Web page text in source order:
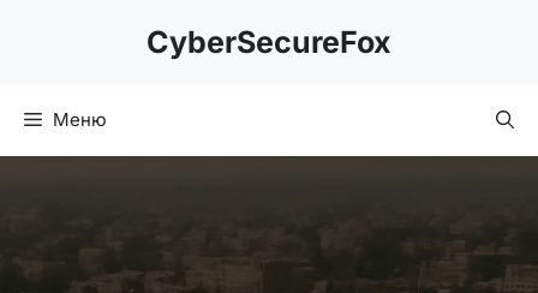
CyberSecureFox
Меню